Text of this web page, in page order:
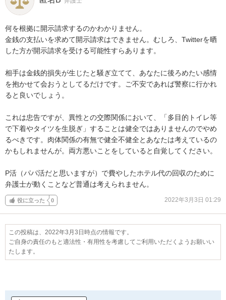
何を根拠に開示請求するのかわかりません。
金銭の支払いを求めて開示請求はできません。むしろ、Twitterを晒
した方が開示請求を受ける可能性すらあります。
相手は金銭的損失が生じたと騒ぎ立てて、あなたに後ろめたい感情
を抱かせて会おうとしてるだけです。ご不安であれば警察に行かれ
ると良いでしょう。
これは忠告ですが、異性との交際関係において、「多目的トイレ等
で下着やタイツを生脱ぎ」することは健全ではありませんのでやめ
るべきです。肉体関係の有無で健全不健全とあなたは考えているの
かもしれませんが。両方悪いことをしていると自覚してください。
P活（パパ活だと思いますが）で費やしたホテル代の回収のために
弁護士が動くことなど普通は考えられません。
役に立った 0 2022年3月3日 01:29
この投稿は、2022年3月3日時点の情報です。
ご自身の責任のもと適法性・有用性を考慮してご利用いただくようお願いい
たします。